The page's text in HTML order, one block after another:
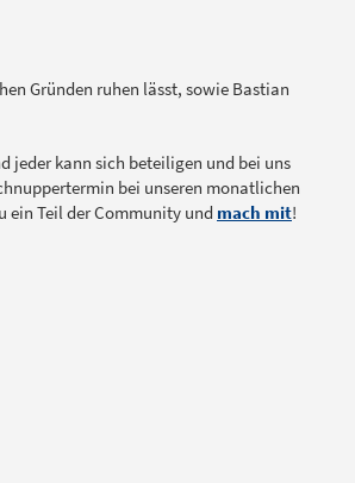
Gründen ruhen lässt, sowie Bastian
jeder kann sich beteiligen und bei uns
bei unseren monatlichen
ein Teil der Community und mach mit!